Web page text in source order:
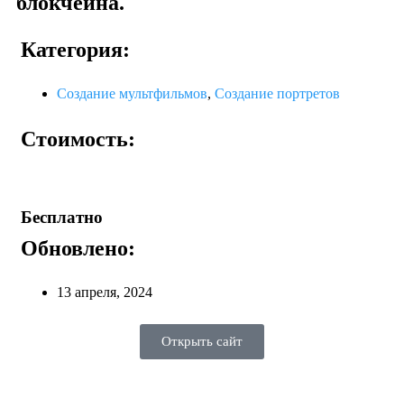
Категория:
Создание мультфильмов, Создание портретов
Стоимость:
Бесплатно
Обновлено:
13 апреля, 2024
Открыть сайт